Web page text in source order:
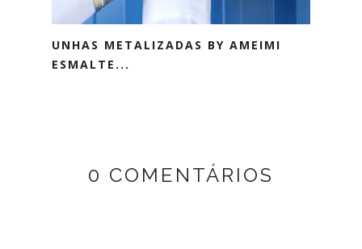
UNHAS METALIZADAS BY AMEIMI
ESMALTE...
0 COMENTÁRIOS